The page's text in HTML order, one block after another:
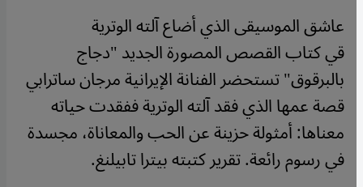
عاشق الموسيقى الذي أضاع آلته الوترية
قي كتاب القصص المصورة الجديد "دجاج
بالبرقوق" تستحضر الفنانة الإيرانية مرجان ساترابي
قصة عمها الذي فقد آلته الوترية ففقدت حياته
معناها: أمثولة حزينة عن الحب والمعاناة، مجسدة
في رسوم رائعة. تقرير كتبته بيترا تابيلنغ.